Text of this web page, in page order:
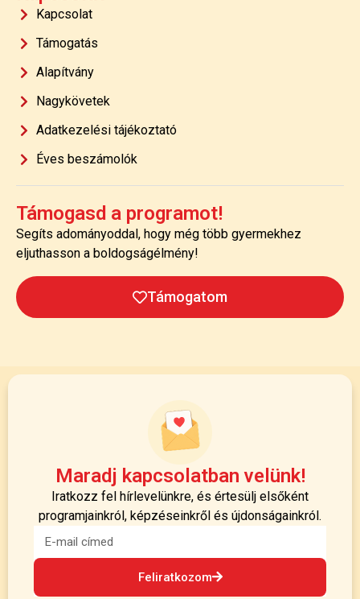
Kapcsolat
Támogatás
Alapítvány
Nagykövetek
Adatkezelési tájékoztató
Éves beszámolók
Támogasd a programot!
Segíts adományoddal, hogy még több gyermekhez
eljuthasson a boldogságélmény!
Támogatom
Maradj kapcsolatban velünk!
Iratkozz fel hírlevelünkre, és értesülj elsőként
programjainkról, képzéseinkről és újdonságainkról.
Feliratkozom